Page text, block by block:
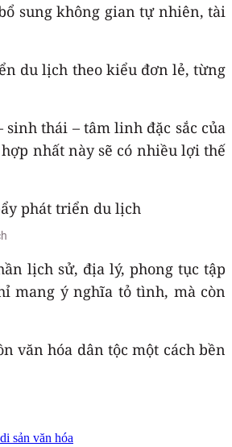
sung không gian tự nhiên, tài
du lịch theo kiểu đơn lẻ, từng
thái – tâm linh đặc sắc của
nhất này sẽ có nhiều lợi thế
lịch sử, địa lý, phong tục tập
mang ý nghĩa tỏ tình, mà còn
văn hóa dân tộc một cách bền
sản văn hóa